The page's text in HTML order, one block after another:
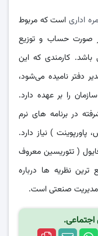
اداریاست که مربوط
صورت حساب و توزیع
کارمندی که این
دفتر نامیده می‌شود،
را بر عهده دارد.
در برنامه ‌های نرم
پاورپوینت ) نیاز دارد.
( تئوریسین معروف
نظریه ‌ها درباره
صنعتی است.